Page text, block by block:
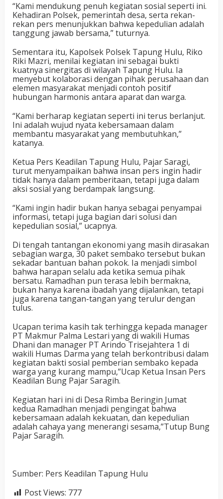
“Kami mendukung penuh kegiatan sosial seperti ini.
Kehadiran Polsek, pemerintah desa, serta rekan-
rekan pers menunjukkan bahwa kepedulian adalah
tanggung jawab bersama,” tuturnya.
Sementara itu, Kapolsek Polsek Tapung Hulu, Riko
Riki Mazri, menilai kegiatan ini sebagai bukti
kuatnya sinergitas di wilayah Tapung Hulu. Ia
menyebut kolaborasi dengan pihak perusahaan dan
elemen masyarakat menjadi contoh positif
hubungan harmonis antara aparat dan warga.
“Kami berharap kegiatan seperti ini terus berlanjut.
Ini adalah wujud nyata kebersamaan dalam
membantu masyarakat yang membutuhkan,”
katanya.
Ketua Pers Keadilan Tapung Hulu, Pajar Saragi,
turut menyampaikan bahwa insan pers ingin hadir
tidak hanya dalam pemberitaan, tetapi juga dalam
aksi sosial yang berdampak langsung.
“Kami ingin hadir bukan hanya sebagai penyampai
informasi, tetapi juga bagian dari solusi dan
kepedulian sosial,” ucapnya.
Di tengah tantangan ekonomi yang masih dirasakan
sebagian warga, 30 paket sembako tersebut bukan
sekadar bantuan bahan pokok. Ia menjadi simbol
bahwa harapan selalu ada ketika semua pihak
bersatu. Ramadhan pun terasa lebih bermakna,
bukan hanya karena ibadah yang dijalankan, tetapi
juga karena tangan-tangan yang terulur dengan
tulus.
Ucapan terima kasih tak terhingga kepada manager
PT Makmur Palma Lestari yang di wakili Humas
Dhani dan manager PT Arindo Trisejahtera 1 di
wakili Humas Darma yang telah berkontribusi dalam
kegiatan bakti sosial pemberian sembako kepada
warga yang kurang mampu,”Ucap Ketua Insan Pers
Keadilan Bung Pajar Saragih.
Kegiatan hari ini di Desa Rimba Beringin Jumat
kedua Ramadhan menjadi pengingat bahwa
kebersamaan adalah kekuatan, dan kepedulian
adalah cahaya yang menerangi sesama,”Tutup Bung
Pajar Saragih.
Sumber: Pers Keadilan Tapung Hulu
Post Views: 777